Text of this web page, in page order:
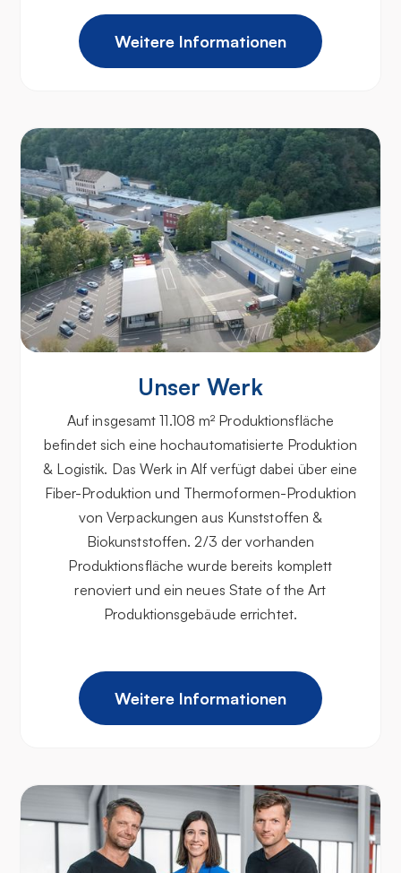
Weitere Informationen
Unser Werk
Auf insgesamt 11.108 m² Produktionsfläche
befindet sich eine hochautomatisierte Produktion
& Logistik. Das Werk in Alf verfügt dabei über eine
Fiber-Produktion und Thermoformen-Produktion
von Verpackungen aus Kunststoffen &
Biokunststoffen. 2/3 der vorhanden
Produktionsfläche wurde bereits komplett
renoviert und ein neues State of the Art
Produktionsgebäude errichtet.
Weitere Informationen